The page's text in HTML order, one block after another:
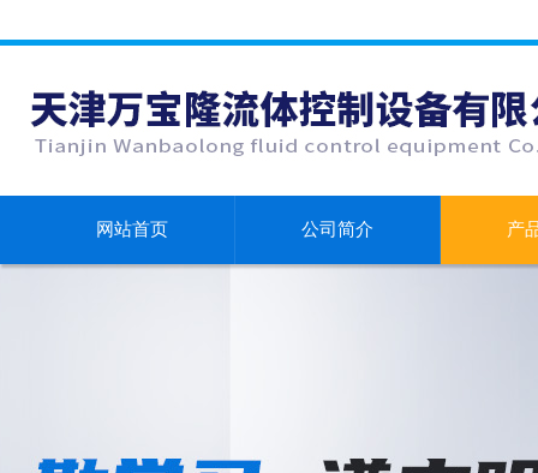
网站首页 公司简介 产